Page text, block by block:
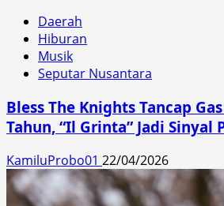
Daerah
Hiburan
Musik
Seputar Nusantara
Bless The Knights Tancap
Tahun, “Il Grinta” Jadi Sinyal
KamiluProbo01 22/04/2026